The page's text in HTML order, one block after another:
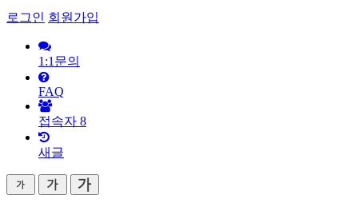
로그인 회원가입
1:1문의
FAQ
접속자 8
새글